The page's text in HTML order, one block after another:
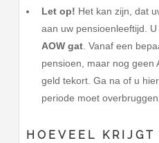
Let op! Het kan zijn, dat
aan uw pensioenleeftijd.
AOW gat. Vanaf een
pensioen, maar nog geen
geld tekort. Ga na of u
periode moet overbruggen.
HOEVEEL